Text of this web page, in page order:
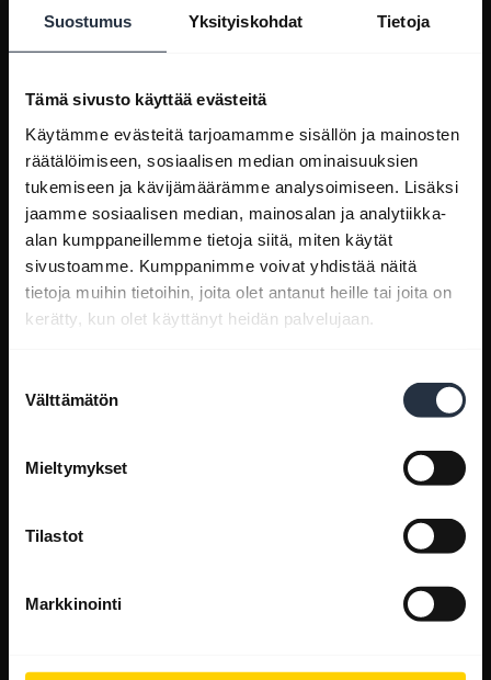
Suostumus Yksityiskohdat Tietoja
Tämä sivusto käyttää evästeitä
Käytämme evästeitä tarjoamamme sisällön ja mainosten
räätälöimiseen, sosiaalisen median ominaisuuksien
tukemiseen ja kävijämäärämme analysoimiseen. Lisäksi
jaamme sosiaalisen median, mainosalan ja analytiikka-
alan kumppaneillemme tietoja siitä, miten käytät
sivustoamme. Kumppanimme voivat yhdistää näitä
tietoja muihin tietoihin, joita olet antanut heille tai joita on
kerätty, kun olet käyttänyt heidän palvelujaan.
valinta
Välttämätön
Mieltymykset
Tilastot
Markkinointi